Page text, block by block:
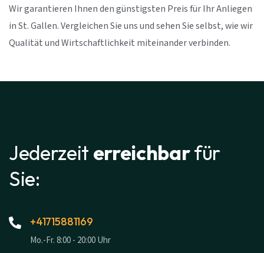
Wir garantieren Ihnen den günstigsten Preis für Ihr Anliegen
in St. Gallen. Vergleichen Sie uns und sehen Sie selbst, wie wir
Qualität und Wirtschaftlichkeit miteinander verbinden.
Jederzeit erreichbarfür
Sie:
+41715881169
Mo.-Fr. 8:00 - 20:00 Uhr